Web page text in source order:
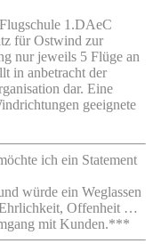
1.DAeC
für Ostwind zur
nur jeweils 5 Flüge an
in anbetracht der
dar. Eine
geeignete
ich ein Statement
würde ein Weglassen
Offenheit …
mit Kunden.***